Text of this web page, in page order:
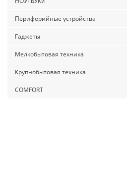
Периферийные устройства
Гаджеты
Мелкобытовая техника
Крупнобытовая техника
COMFORT